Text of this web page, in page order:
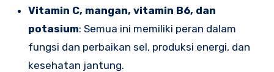
Vitamin C, mangan, vitamin B6, dan
potasium: Semua ini memiliki peran dalam
fungsi dan perbaikan sel, produksi energi, dan
kesehatan jantung.